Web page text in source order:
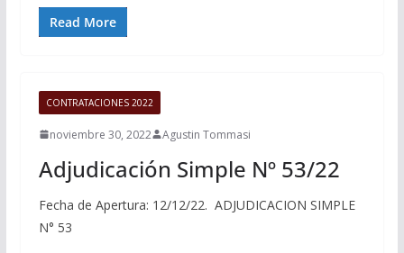
Read More
CONTRATACIONES 2022
noviembre 30, 2022 Agustin Tommasi
Adjudicación Simple Nº 53/22
Fecha de Apertura: 12/12/22. ADJUDICACION SIMPLE
N° 53